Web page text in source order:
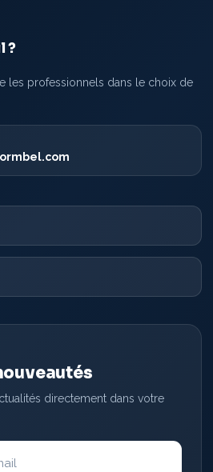
?
les professionnels dans le choix de
directement dans votre